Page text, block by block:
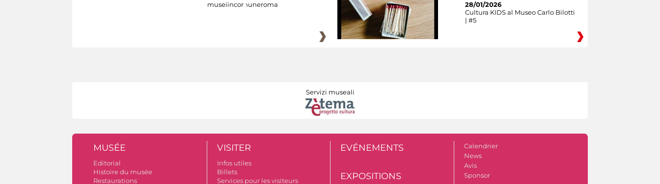
museiincomuneroma
28/01/2026
Cultura KIDS al Museo Carlo Bilotti
| #5
Servizi museali
MUSÉE
Editorial
Histoire du musée
Restaurations
VISITER
Infos utiles
Billets
Services pour les visiteurs
EVÉNEMENTS
EXPOSITIONS
Calendrier
News
Avis
Sponsor